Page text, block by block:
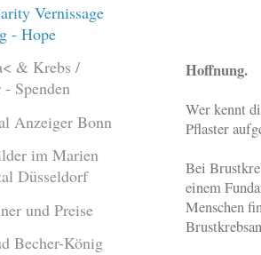
Hoffnung.
Wer kennt
Pflaster
Bei
einem
Menschen
Vernissage
- Hope
& Krebs /
- Spenden
Anzeiger Bonn
im Marien
Düsseldorf
und Preise
Becher-König